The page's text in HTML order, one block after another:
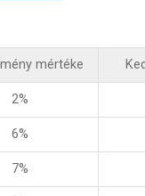
mértéke
2%
6%
7%